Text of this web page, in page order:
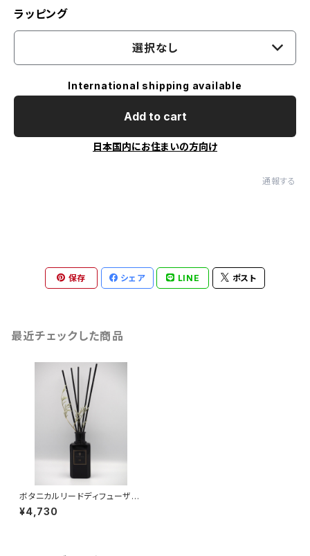
ラッピング
選択なし
International shipping available
Add to cart
日本国内にお住まいの方向け
通報する
保存 シェア LINE ポスト
最近チェックした商品
ボタニカルリードディフューザー
03
¥4,730